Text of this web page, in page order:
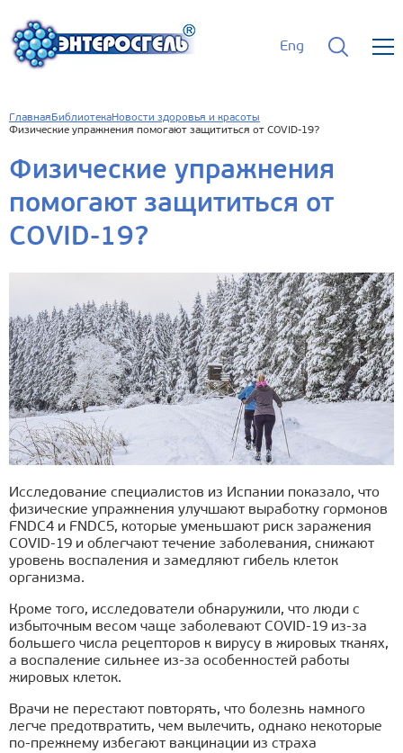
Eng
Главная БиблиотекаНовости здоровья и красоты
Физические упражнения помогают защититься от COVID-19?
Физические упражнения
помогают защититься от
COVID-19?
Исследование специалистов из Испании показало, что
физические упражнения улучшают выработку гормонов
FNDC4 и FNDC5, которые уменьшают риск заражения
COVID-19 и облегчают течение заболевания, снижают
уровень воспаления и замедляют гибель клеток
организма.
Кроме того, исследователи обнаружили, что люди с
избыточным весом чаще заболевают COVID-19 из-за
большего числа рецепторов к вирусу в жировых тканях,
а воспаление сильнее из-за особенностей работы
жировых клеток.
Врачи не перестают повторять, что болезнь намного
легче предотвратить, чем вылечить, однако некоторые
по-прежнему избегают вакцинации из страха